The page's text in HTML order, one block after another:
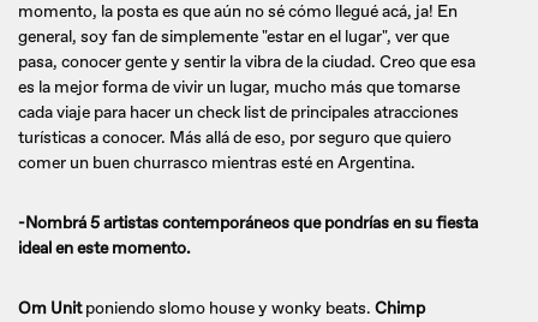
momento, la posta es que aún no sé cómo llegué acá, ja! En
general, soy fan de simplemente "estar en el lugar", ver que
pasa, conocer gente y sentir la vibra de la ciudad. Creo que esa
es la mejor forma de vivir un lugar, mucho más que tomarse
cada viaje para hacer un check list de principales atracciones
turísticas a conocer. Más allá de eso, por seguro que quiero
comer un buen churrasco mientras esté en Argentina.
-Nombrá 5 artistas contemporáneos que pondrías en su fiesta
ideal en este momento.
Om Unitponiendo slomo house y wonky beats. Chimp